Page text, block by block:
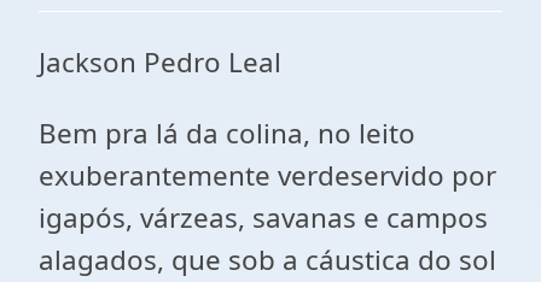
Jackson Pedro Leal
Bem pra lá da colina, no leito
exuberantemente verdeservido por
igapós, várzeas, savanas e campos
alagados, que sob a cáustica do sol